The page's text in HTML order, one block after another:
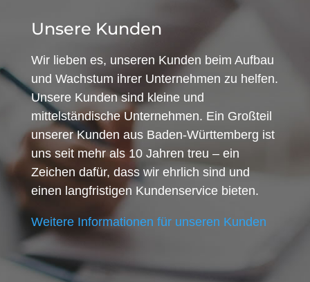
Unsere Kunden
Wir lieben es, unseren Kunden beim Aufbau
und Wachstum ihrer Unternehmen zu helfen.
Unsere Kunden sind kleine und
mittelständische Unternehmen. Ein Großteil
unserer Kunden aus Baden-Württemberg ist
uns seit mehr als 10 Jahren treu – ein
Zeichen dafür, dass wir ehrlich sind und
einen langfristigen Kundenservice bieten.
Weitere Informationen für unseren Kunden